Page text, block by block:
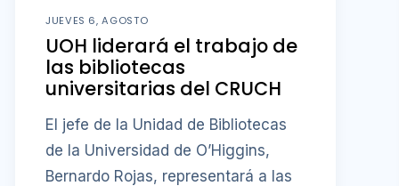
JUEVES 6, AGOSTO
UOH liderará el trabajo de
las bibliotecas
universitarias del CRUCH
El jefe de la Unidad de Bibliotecas
de la Universidad de O’Higgins,
Bernardo Rojas, representará a las